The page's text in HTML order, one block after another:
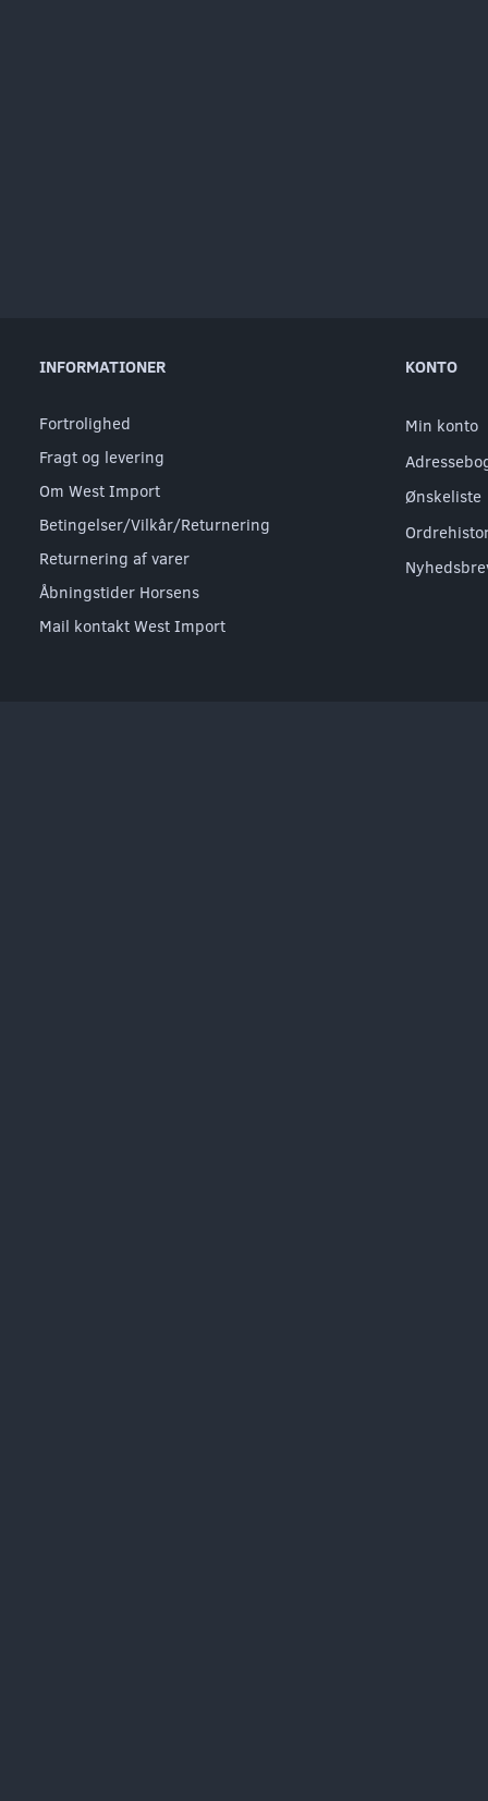
INFORMATIONER
Fortrolighed
Fragt og levering
Om West Import
Betingelser/Vilkår/Returnering
Returnering af varer
Åbningstider Horsens
Mail kontakt West Import
KONTO
Min konto
Ønskeliste